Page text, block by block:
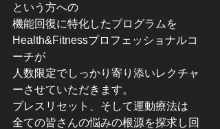
という方への
機能回復に特化したプログラムを
Health&Fitnessプロフェッショナルコ
ーチが
人数限定でしっかり寄り添いレクチャ
ーさせていただきます。
プレスリセット、そして運動療法は
全ての皆さんの悩みの根源を探求し回